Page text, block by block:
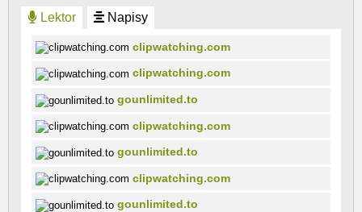
Lektor Napisy
clipwatching.com
clipwatching.com
gounlimited.to
clipwatching.com
gounlimited.to
clipwatching.com
gounlimited.to